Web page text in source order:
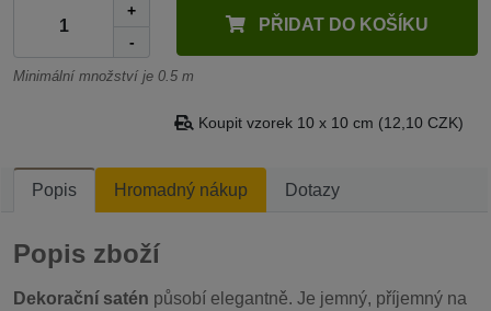
+
-
PŘIDAT DO KOŠÍKU
Minimální množství je 0.5 m
Koupit vzorek 10 x 10 cm (12,10 CZK)
Popis Hromadný nákup Dotazy
Popis zboží
Dekorační satén působí elegantně. Je jemný, příjemný na